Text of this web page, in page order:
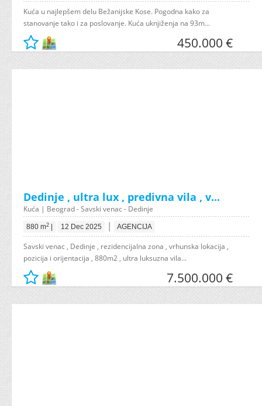
Kuća u najlepšem delu Bežanijske Kose. Pogodna kako za
stanovanje tako i za poslovanje. Kuća uknjiženja na 93m...
450.000 €
Dedinje , ultra lux , predivna vila , v...
Kuća | Beograd - Savski venac - Dedinje
880 m2 12 Dec 2025 | AGENCIJA
Savski venac , Dedinje , rezidencijalna zona , vrhunska lokacija ,
pozicija i orijentacija , 880m2 , ultra luksuzna vila...
7.500.000 €